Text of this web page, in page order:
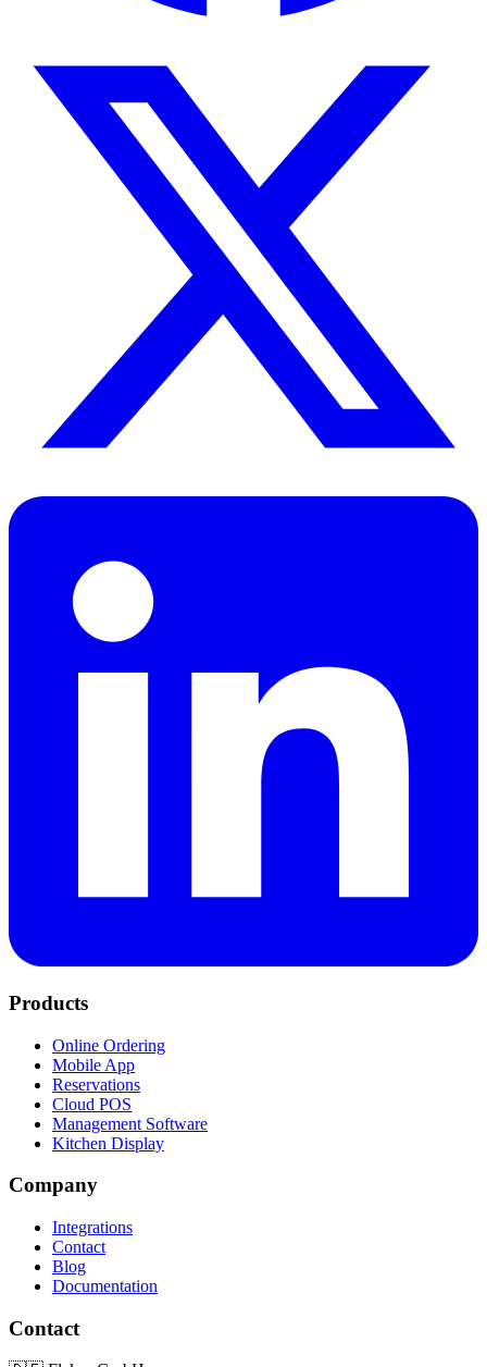
Products
Online Ordering
Mobile App
Reservations
Cloud POS
Management Software
Kitchen Display
Company
Integrations
Contact
Blog
Documentation
Contact